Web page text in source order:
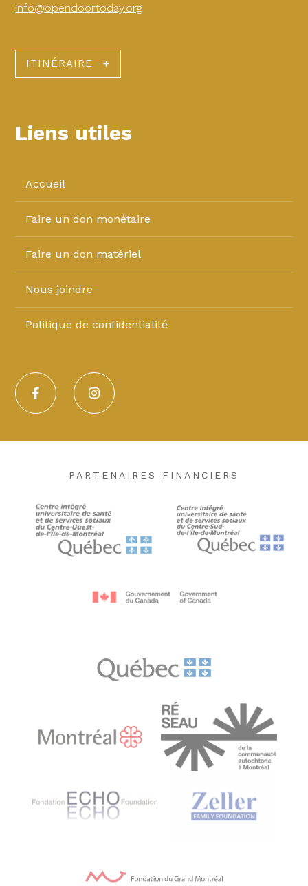
info@opendoortoday.org
ITINÉRAIRE
Liens utiles
Accueil
Faire un don monétaire
Faire un don matériel
Nous joindre
Politique de confidentialité
PARTENAIRES FINANCIERS